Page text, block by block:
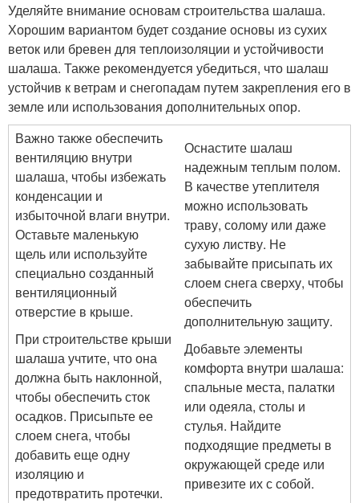
Уделяйте внимание основам строительства шалаша.
Хорошим вариантом будет создание основы из сухих
веток или бревен для теплоизоляции и устойчивости
шалаша. Также рекомендуется убедиться, что шалаш
устойчив к ветрам и снегопадам путем закрепления его в
земле или использования дополнительных опор.
Важно также обеспечить
вентиляцию внутри
шалаша, чтобы избежать
конденсации и
избыточной влаги внутри.
Оставьте маленькую
щель или используйте
специально созданный
вентиляционный
отверстие в крыше.
При строительстве крыши
шалаша учтите, что она
должна быть наклонной,
чтобы обеспечить сток
осадков. Присыпьте ее
слоем снега, чтобы
добавить еще одну
изоляцию и
предотвратить протечки.
Оснастите шалаш
надежным теплым полом.
В качестве утеплителя
можно использовать
траву, солому или даже
сухую листву. Не
забывайте присыпать их
слоем снега сверху, чтобы
обеспечить
дополнительную защиту.
Добавьте элементы
комфорта внутри шалаша:
спальные места, палатки
или одеяла, столы и
стулья. Найдите
подходящие предметы в
окружающей среде или
привезите их с собой.